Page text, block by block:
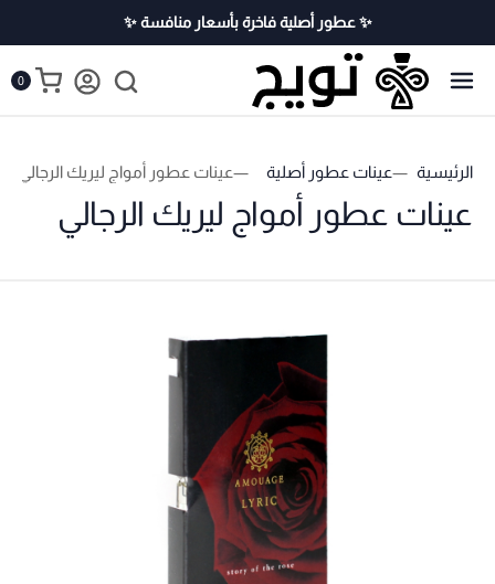
✨ عطور أصلية فاخرة بأسعار منافسة ✨
0
الرئيسية عينات عطور أصلية عينات عطور أمواج ليريك الرجالي
عينات عطور أمواج ليريك الرجالي